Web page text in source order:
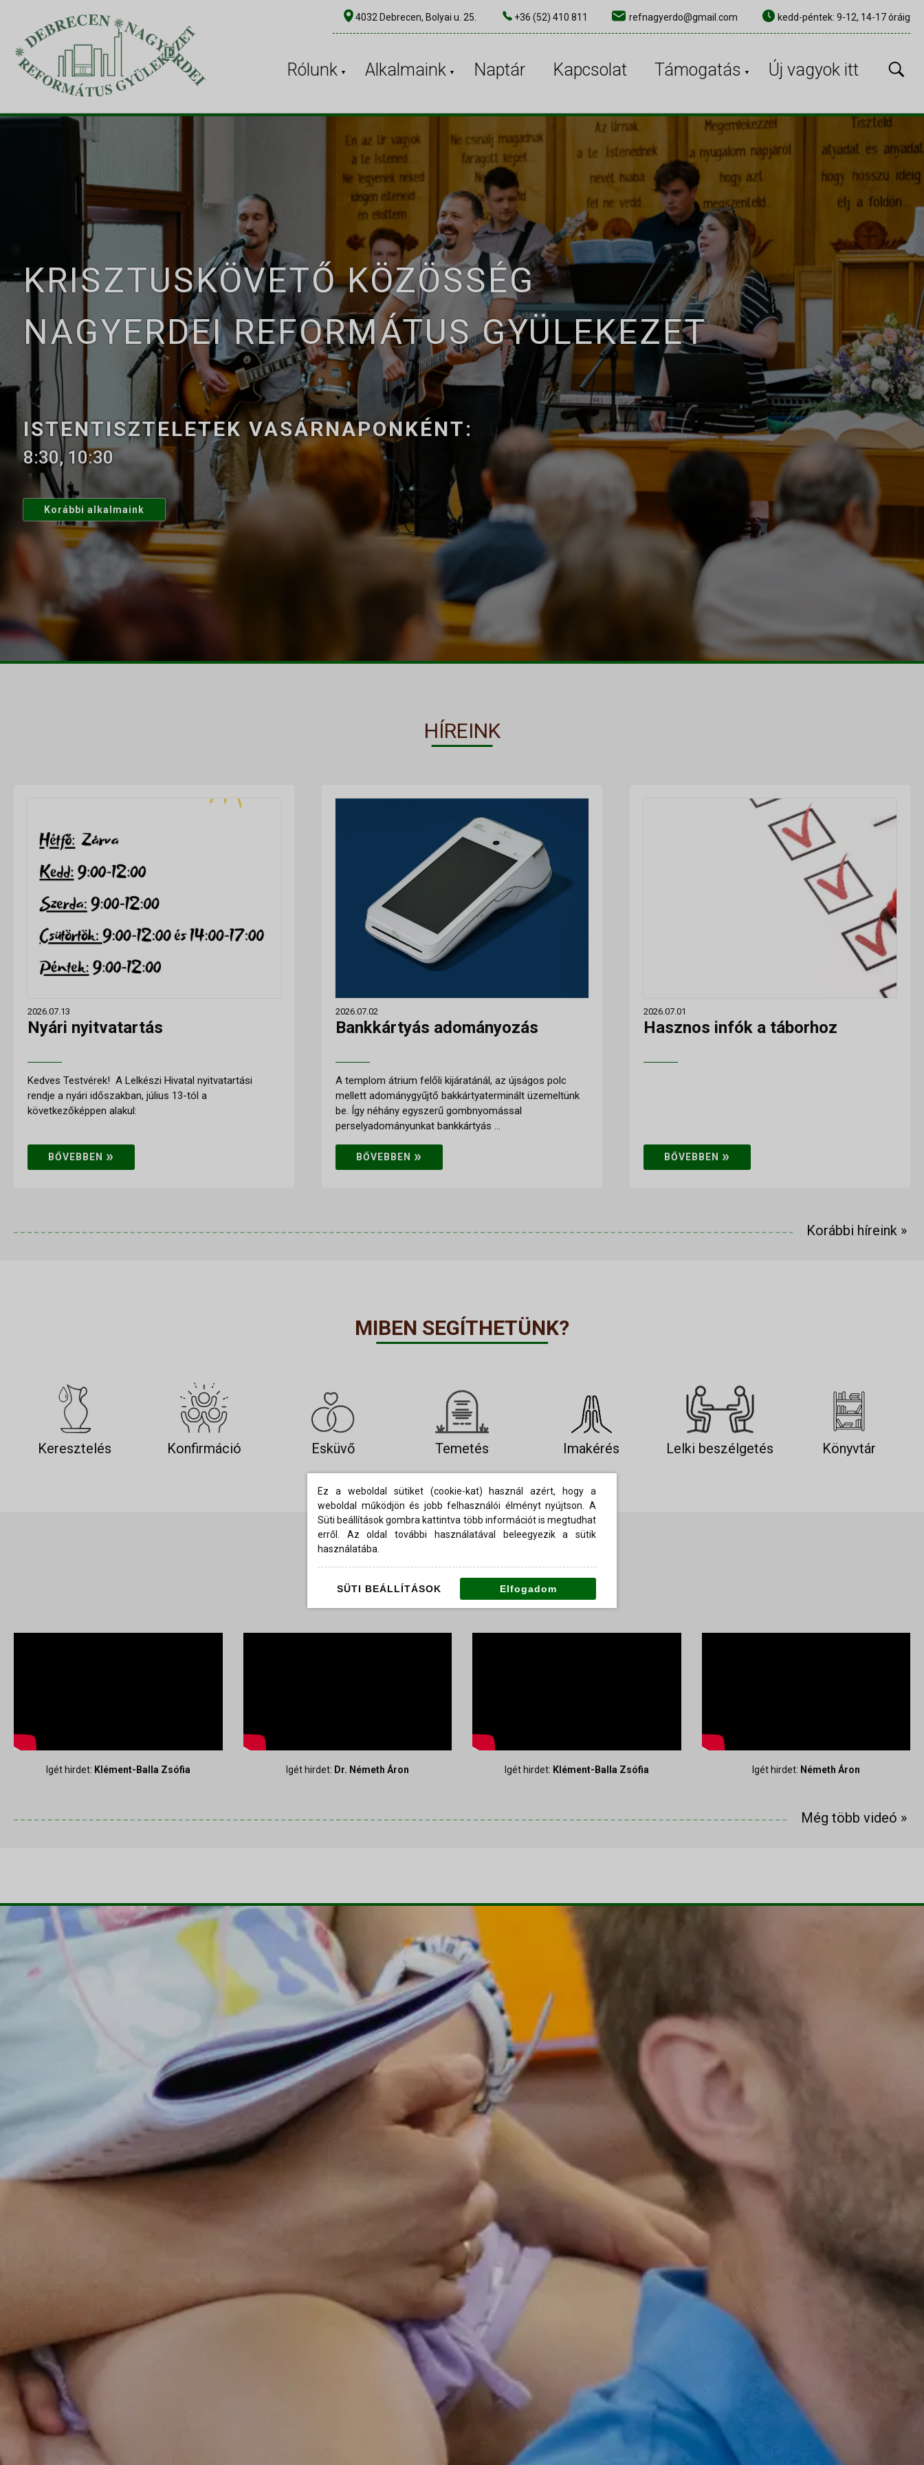
4032 Debrecen, Bolyai u. 25. +36 (52) 410 811 refnagyerdo@gmail.com kedd-péntek: 9-12, 14-17 óráig
Rólunk Alkalmaink Naptár Kapcsolat Támogatás Új vagyok itt ×
KRISZTUSKÖVETŐ KÖZÖSSÉG
NAGYERDEI REFORMÁTUS GYÜLEKEZET
ISTENTISZTELETEK VASÁRNAPONKÉNT:
8:30, 10:30
Korábbi alkalmaink
HÍREINK
2026.07.13
Nyári nyitvatartás
Kedves Testvérek! A Lelkészi Hivatal nyitvatartási
rendje a nyári időszakban, július 13-tól a
következőképpen alakul:
BŐVEBBEN »
2026.07.02
Bankkártyás adományozás
A templom átrium felőli kijáratánál, az újságos polc
mellett adománygyűjtő bakkártyaterminált üzemeltünk
be. Így néhány egyszerű gombnyomással
perselyadományunkat bankkártyás ...
BŐVEBBEN »
2026.07.01
Hasznos infók a táborhoz
BŐVEBBEN »
Korábbi híreink »
MIBEN SEGÍTHETÜNK?
Keresztelés Konfirmáció Esküvő Temetés Imakérés Lelki beszélgetés Könyvtár
LEGUTÓBBI IGEHIRDETÉSEINK
Igét hirdet: Klément-Balla Zsófia Igét hirdet: Dr. Németh Áron Igét hirdet: Klément-Balla Zsófia Igét hirdet: Németh Áron
Még több videó »
Ez a weboldal sütiket (cookie-kat) használ azért, hogy a
weboldal működjön és jobb felhasználói élményt nyújtson. A
Süti beállítások gombra kattintva több információt is megtudhat
erről. Az oldal további használatával beleegyezik a sütik
használatába.
SÜTI BEÁLLÍTÁSOK Elfogadom